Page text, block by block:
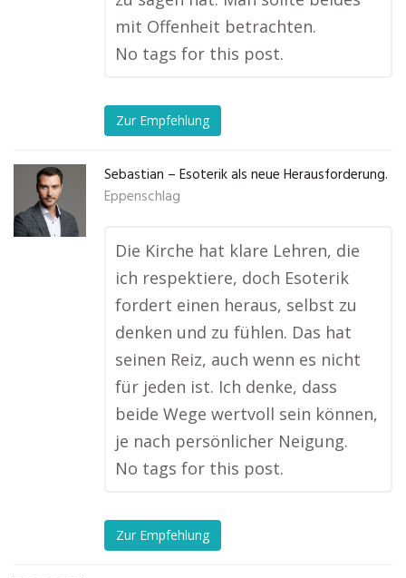
mit Offenheit betrachten.
No tags for this post.
Zur Empfehlung
Sebastian – Esoterik als neue Herausforderung.
Eppenschlag
Die Kirche hat klare Lehren, die
ich respektiere, doch Esoterik
fordert einen heraus, selbst zu
denken und zu fühlen. Das hat
seinen Reiz, auch wenn es nicht
für jeden ist. Ich denke, dass
beide Wege wertvoll sein können,
je nach persönlicher Neigung.
No tags for this post.
Zur Empfehlung